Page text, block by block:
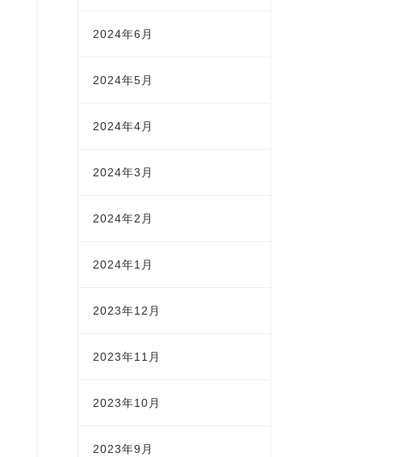
2024年6月
2024年5月
2024年4月
2024年3月
2024年2月
2024年1月
2023年12月
2023年11月
2023年10月
2023年9月